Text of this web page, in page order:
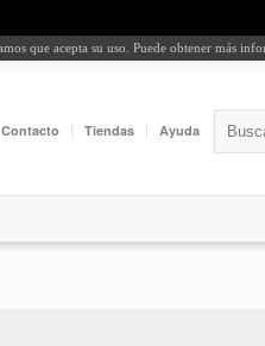
que acepta su uso. Puede obtener más
Contacto Tiendas Ayuda